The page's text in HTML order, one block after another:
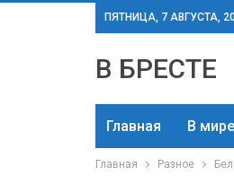
ПЯТНИЦА, 7 АВГУСТА,
В БРЕСТЕ
Главная В мире
Главная Разное